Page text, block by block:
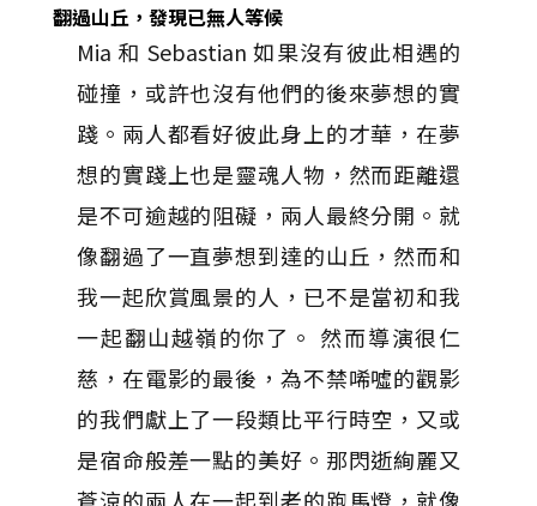
翻過山丘，發現已無人等候
Mia 和 Sebastian 如果沒有彼此相遇的
碰撞，或許也沒有他們的後來夢想的實
踐。兩人都看好彼此身上的才華，在夢
想的實踐上也是靈魂人物，然而距離還
是不可逾越的阻礙，兩人最終分開。就
像翻過了一直夢想到達的山丘，然而和
我一起欣賞風景的人，已不是當初和我
一起翻山越嶺的你了。 然而導演很仁
慈，在電影的最後，為不禁唏噓的觀影
的我們獻上了一段類比平行時空，又或
是宿命般差一點的美好。那閃逝絢麗又
蒼涼的兩人在一起到老的跑馬燈，就像